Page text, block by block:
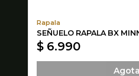
Rapala
SEÑUELO RAPALA BX
$ 6.990